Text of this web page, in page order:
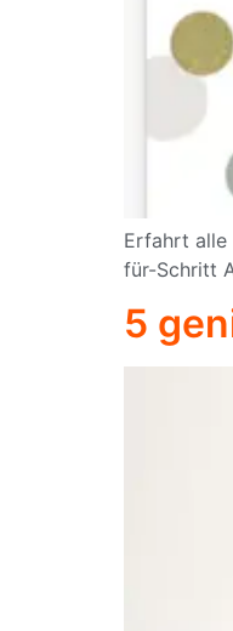
Erfahrt alle
für-Schritt
5